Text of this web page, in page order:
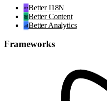
Better I18N
Better Content
Better Analytics
Frameworks